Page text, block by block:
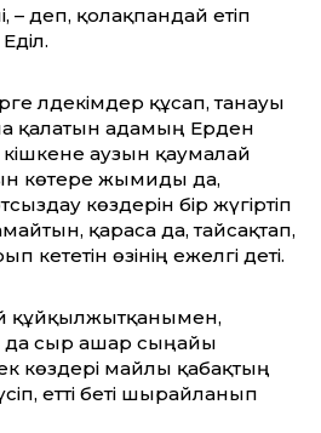
– деп, қолақпандай етіп
әлдекімдер құсап, танауы
қалатын адамың Ерден
аузын қаумалай
көтере жымиды да,
көздерін бір жүгіртіп
қараса да, тайсақтап,
өзінің ежелгі әдеті.
құйқылжытқанымен,
да сыр ашар сыңайы
көздері майлы қабақтың
етті беті шырайланып